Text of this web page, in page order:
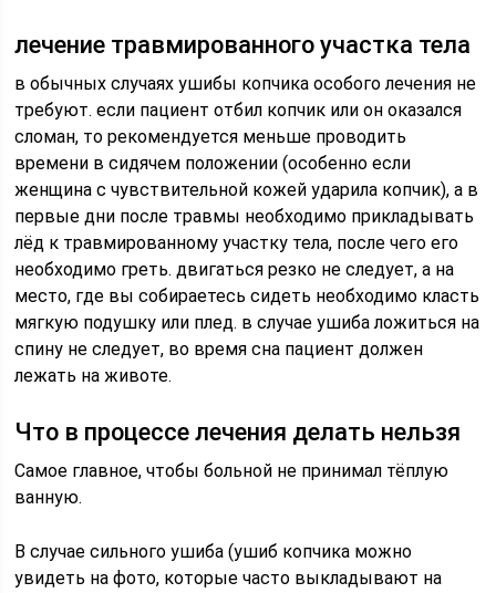
лечение травмированного участка тела
в обычных случаях ушибы копчика особого лечения не
требуют. если пациент отбил копчик или он оказался
сломан, то рекомендуется меньше проводить
времени в сидячем положении (особенно если
женщина с чувствительной кожей ударила копчик), а в
первые дни после травмы необходимо прикладывать
лёд к травмированному участку тела, после чего его
необходимо греть. двигаться резко не следует, а на
место, где вы собираетесь сидеть необходимо класть
мягкую подушку или плед. в случае ушиба ложиться на
спину не следует, во время сна пациент должен
лежать на животе.
Что в процессе лечения делать нельзя
Самое главное, чтобы больной не принимал тёплую
ванную.
В случае сильного ушиба (ушиб копчика можно
увидеть на фото, которые часто выкладывают на